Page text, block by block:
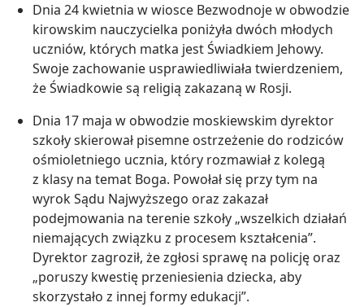
Dnia 24 kwietnia w wiosce Bezwodnoje w obwodzie
kirowskim nauczycielka poniżyła dwóch młodych
uczniów, których matka jest Świadkiem Jehowy.
Swoje zachowanie usprawiedliwiała twierdzeniem,
że Świadkowie są religią zakazaną w Rosji.
Dnia 17 maja w obwodzie moskiewskim dyrektor
szkoły skierował pisemne ostrzeżenie do rodziców
ośmioletniego ucznia, który rozmawiał z kolegą
z klasy na temat Boga. Powołał się przy tym na
wyrok Sądu Najwyższego oraz zakazał
podejmowania na terenie szkoły „wszelkich działań
niemających związku z procesem kształcenia”.
Dyrektor zagroził, że zgłosi sprawę na policję oraz
„poruszy kwestię przeniesienia dziecka, aby
skorzystało z innej formy edukacji”.